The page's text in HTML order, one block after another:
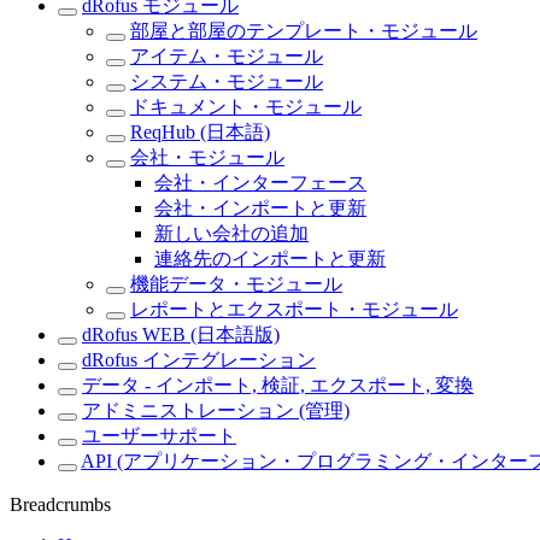
dRofus モジュール
部屋と部屋のテンプレート・モジュール
アイテム・モジュール
システム・モジュール
ドキュメント・モジュール
ReqHub (日本語)
会社・モジュール
会社・インターフェース
会社・インポートと更新
新しい会社の追加
連絡先のインポートと更新
機能データ・モジュール
レポートとエクスポート・モジュール
dRofus WEB (日本語版)
dRofus インテグレーション
データ - インポート, 検証, エクスポート, 変換
アドミニストレーション (管理)
ユーザーサポート
API (アプリケーション・プログラミング・インター
Breadcrumbs